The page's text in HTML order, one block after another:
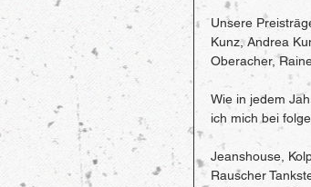
Unsere
Kunz, Andrea
Oberacher,
Wie in jedem
ich mich bei
Jeanshouse,
Rauscher